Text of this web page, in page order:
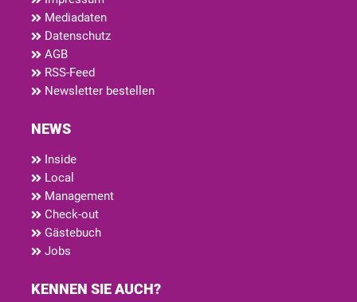
Mediadaten
Datenschutz
AGB
RSS-Feed
Newsletter bestellen
NEWS
Inside
Local
Management
Check-out
Gästebuch
Jobs
KENNEN SIE AUCH?